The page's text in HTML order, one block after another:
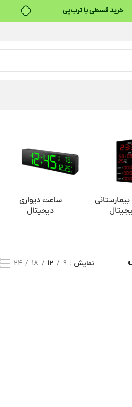
خرید قسطی با ترب‌پی
بدون ضامن، بدون سود
خرید قسطی با ترب‌پی
ساعت دیواری
دیجیتال
نمایش 9
12
18
24